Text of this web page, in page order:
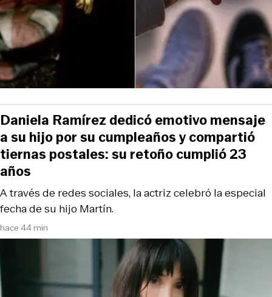
hace 44 min
A través de redes sociales, la actriz celebró la especial
fecha de su hijo Martín.
Daniela Ramírez dedicó emotivo mensaje
a su hijo por su cumpleaños y compartió
tiernas postales: su retoño cumplió 23
años